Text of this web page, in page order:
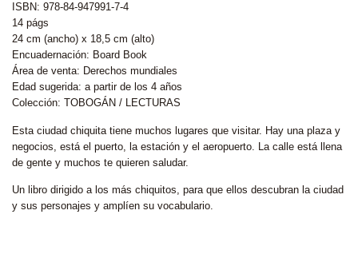
ISBN: 978-84-947991-7-4
14 págs
24 cm (ancho) x 18,5 cm (alto)
Encuadernación: Board Book
Área de venta: Derechos mundiales
Edad sugerida: a partir de los 4 años
Colección: TOBOGÁN / LECTURAS
Esta ciudad chiquita tiene muchos lugares que visitar. Hay una plaza y
negocios, está el puerto, la estación y el aeropuerto. La calle está llena
de gente y muchos te quieren saludar.
Un libro dirigido a los más chiquitos, para que ellos descubran la ciudad
y sus personajes y amplíen su vocabulario.